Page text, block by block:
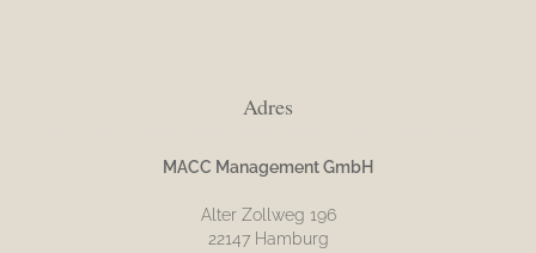
Adres
MACC Management GmbH
Alter Zollweg 196
22147 Hamburg